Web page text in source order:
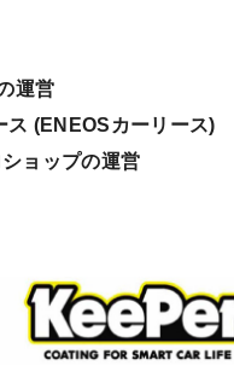
運営
(ENEOSカーリース)
ョップの運営